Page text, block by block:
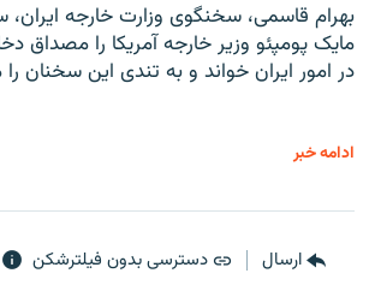
بهرام قاسمی، سخنگوی وزارت خارجه ایران،
مایک پومپئو وزیر خارجه آمریکا را مصداق
در امور ایران خواند و به تندی این سخنان
ادامه خبر
ارسال دسترسی بدون فیلترشکن